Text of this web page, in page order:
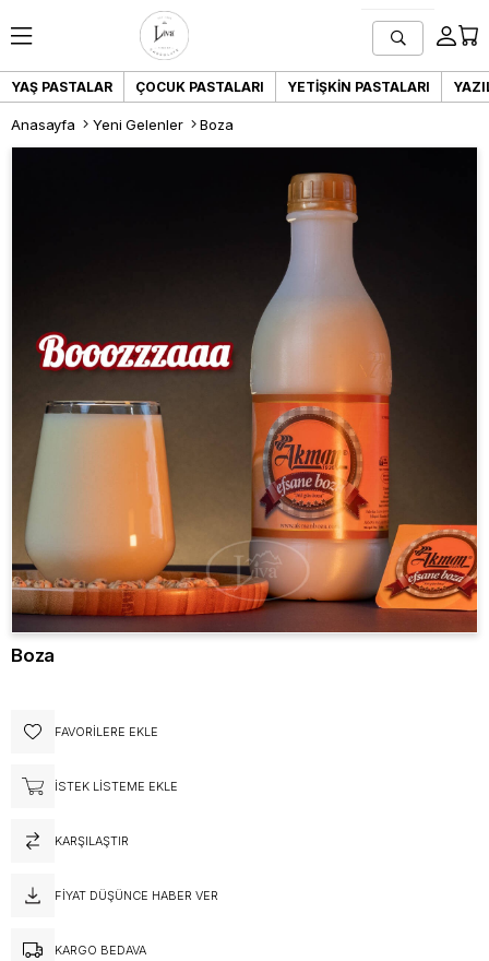
YAŞ PASTALAR ÇOCUK PASTALARI YETIŞKIN PASTALARI
Anasayfa Yeni Gelenler Boza
Boza
FAVORILERE EKLE
İSTEK LISTEME EKLE
KARŞILAŞTIR
FIYAT DÜŞÜNCE HABER VER
KARGO BEDAVA